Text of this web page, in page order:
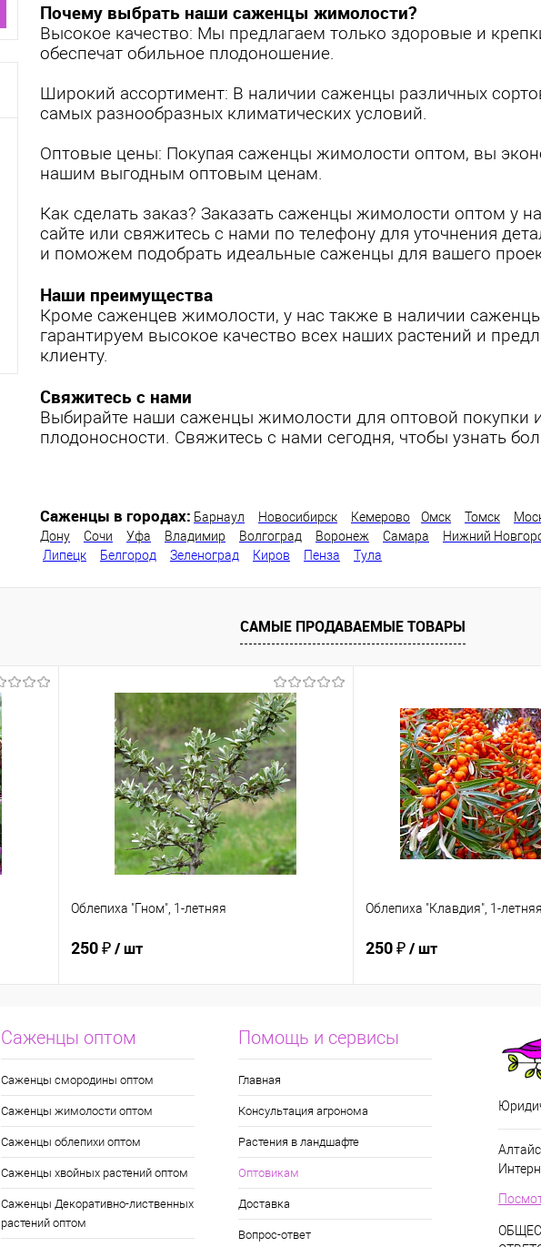
Почему выбрать наши саженцы жимолости?
Высокое качество: Мы предлагаем только здоровые и
обеспечат обильное плодоношение.
Широкий ассортимент: В наличии саженцы различных
самых разнообразных климатических условий.
Оптовые цены: Покупая саженцы жимолости оптом, вы
нашим выгодным оптовым ценам.
Как сделать заказ? Заказать саженцы жимолости оптом у
сайте или свяжитесь с нами по телефону для уточнения
и поможем подобрать идеальные саженцы для вашего
Наши преимущества
Кроме саженцев жимолости, у нас также в наличии
гарантируем высокое качество всех наших растений и
клиенту.
Свяжитесь с нами
Выбирайте наши саженцы жимолости для оптовой покупки
плодоносности. Свяжитесь с нами сегодня, чтобы узнать
Саженцы в городах: Барнаул Новосибирск Кемерово Омск Томск
Дону
Сочи Уфа Владимир Волгоград Воронеж Самара Нижний
Липецк
Белгород Зеленоград Киров Пенза Тула
САМЫЕ ПРОДАВАЕМЫЕ ТОВАРЫ
Облепиха "Гном", 1-летняя
250 ₽/ шт
Облепиха "Клавдия", 1-летняя
250 ₽/ шт
Саженцы оптом
Саженцы смородины оптом
Саженцы жимолости оптом
Саженцы облепихи оптом
Саженцы хвойных растений оптом
Саженцы Декоративно-лиственных
растений оптом
Помощь и сервисы
Главная
Консультация агронома
Растения в ландшафте
Оптовикам
Доставка
Вопрос-ответ